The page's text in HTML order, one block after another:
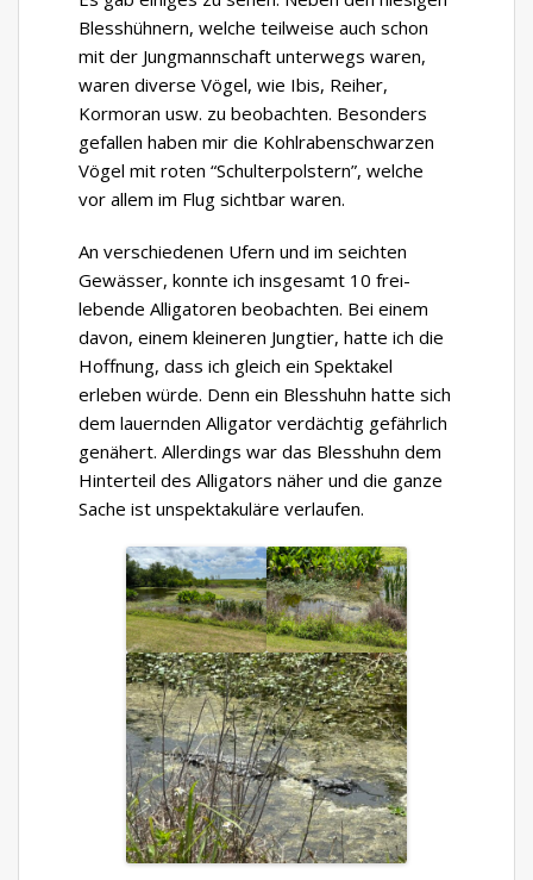
Blesshühnern, welche teilweise auch schon
mit der Jungmannschaft unterwegs waren,
waren diverse Vögel, wie Ibis, Reiher,
Kormoran usw. zu beobachten. Besonders
gefallen haben mir die Kohlrabenschwarzen
Vögel mit roten “Schulterpolstern”, welche
vor allem im Flug sichtbar waren.
An verschiedenen Ufern und im seichten
Gewässer, konnte ich insgesamt 10 frei-
lebende Alligatoren beobachten. Bei einem
davon, einem kleineren Jungtier, hatte ich die
Hoffnung, dass ich gleich ein Spektakel
erleben würde. Denn ein Blesshuhn hatte sich
dem lauernden Alligator verdächtig gefährlich
genähert. Allerdings war das Blesshuhn dem
Hinterteil des Alligators näher und die ganze
Sache ist unspektakuläre verlaufen.